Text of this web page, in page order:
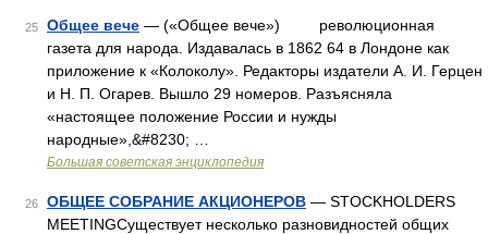
25 Общее вече — («Общее вече») революционная
газета для народа. Издавалась в 1862 64 в Лондоне как
приложение к «Колоколу». Редакторы издатели А. И. Герцен
и Н. П. Огарев. Вышло 29 номеров. Разъясняла
«настоящее положение России и нужды
народные»,&#8230; …
Большая советская энциклопедия
26 ОБЩЕЕ СОБРАНИЕ АКЦИОНЕРОВ — STOCKHOLDERS
MEETINGСуществует несколько разновидностей общих